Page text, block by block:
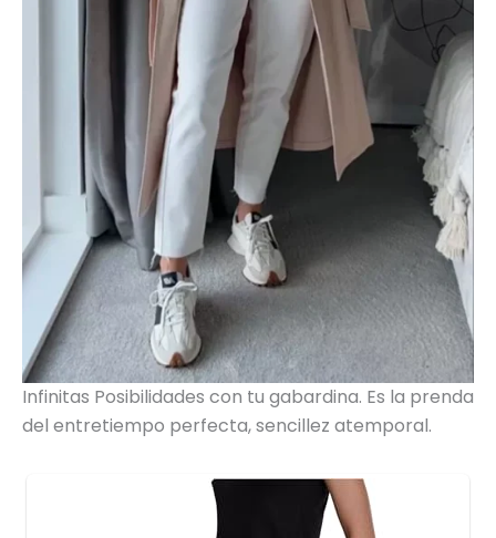
Infinitas Posibilidades con tu gabardina. Es la prenda
del entretiempo perfecta, sencillez atemporal.